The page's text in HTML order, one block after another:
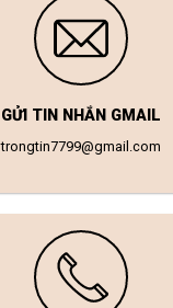
GỬI TIN NHẮN GMAIL
trongtin7799@gmail.com